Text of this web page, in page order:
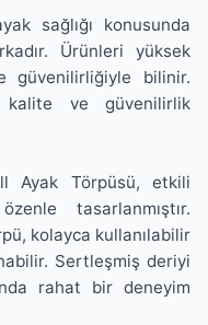
sağlığı konusunda
Ürünleri yüksek
güvenilirliğiyle bilinir.
ve güvenilirlik
Ayak Törpüsü, etkili
tasarlanmıştır.
kolayca kullanılabilir
Sertleşmiş deriyi
rahat bir deneyim